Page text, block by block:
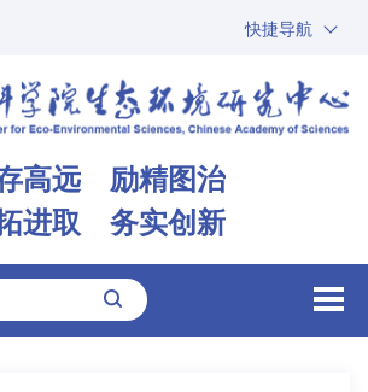
快捷导航
ARP
邮箱
高远 励精图治
进取 务实创新